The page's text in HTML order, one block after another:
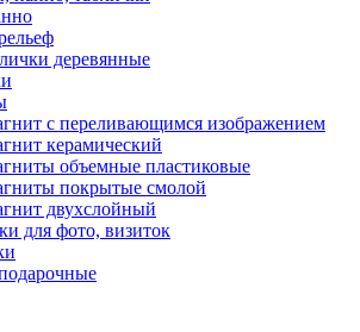
деревянные
с переливающимся изображением
керамический
объемные пластиковые
покрытые смолой
двухслойный
для фото, визиток